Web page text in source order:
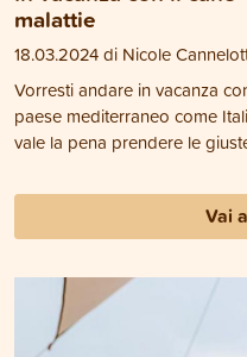
malattie
18.03.2024 di Nicole
Vorresti andare in vacanza
paese mediterraneo come
vale la pena prendere le
Vai